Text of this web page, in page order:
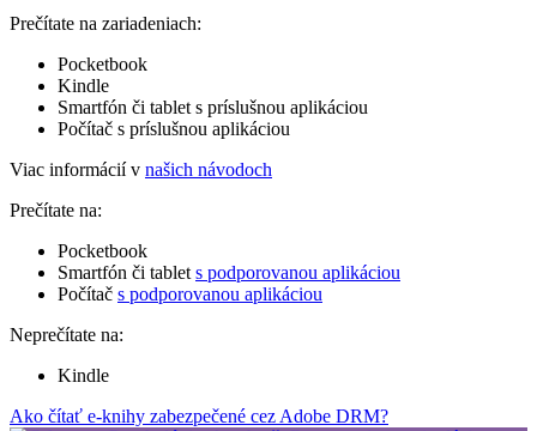
Prečítate na zariadeniach:
Pocketbook
Kindle
Smartfón či tablet s príslušnou aplikáciou
Počítač s príslušnou aplikáciou
Viac informácií v našich návodoch
Prečítate na:
Pocketbook
Smartfón či tablet s podporovanou aplikáciou
Počítač s podporovanou aplikáciou
Neprečítate na:
Kindle
Ako čítať e-knihy zabezpečené cez Adobe DRM?